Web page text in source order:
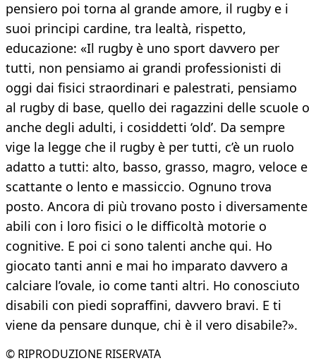
pensiero poi torna al grande amore, il rugby e i
suoi principi cardine, tra lealtà, rispetto,
educazione: «Il rugby è uno sport davvero per
tutti, non pensiamo ai grandi professionisti di
oggi dai fisici straordinari e palestrati, pensiamo
al rugby di base, quello dei ragazzini delle scuole o
anche degli adulti, i cosiddetti ‘old’. Da sempre
vige la legge che il rugby è per tutti, c’è un ruolo
adatto a tutti: alto, basso, grasso, magro, veloce e
scattante o lento e massiccio. Ognuno trova
posto. Ancora di più trovano posto i diversamente
abili con i loro fisici o le difficoltà motorie o
cognitive. E poi ci sono talenti anche qui. Ho
giocato tanti anni e mai ho imparato davvero a
calciare l’ovale, io come tanti altri. Ho conosciuto
disabili con piedi sopraffini, davvero bravi. E ti
viene da pensare dunque, chi è il vero disabile?».
© RIPRODUZIONE RISERVATA